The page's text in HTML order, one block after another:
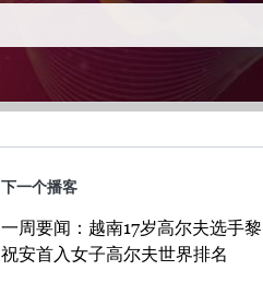
下一个播客
一周要闻：越南17岁高尔夫选手黎
祝安首入女子高尔夫世界排名